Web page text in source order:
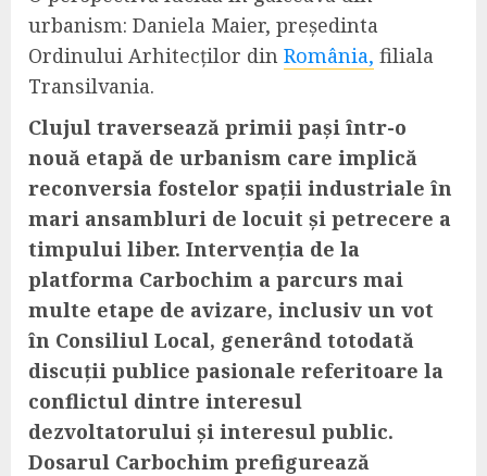
urbanism: Daniela Maier, președinta
Ordinului Arhitecților din România, filiala
Transilvania.
Clujul traversează primii pași într-o
nouă etapă de urbanism care implică
reconversia fostelor spații industriale în
mari ansambluri de locuit și petrecere a
timpului liber. Intervenția de la
platforma Carbochim a parcurs mai
multe etape de avizare, inclusiv un vot
în Consiliul Local, generând totodată
discuții publice pasionale referitoare la
conflictul dintre interesul
dezvoltatorului și interesul public.
Dosarul Carbochim prefigurează